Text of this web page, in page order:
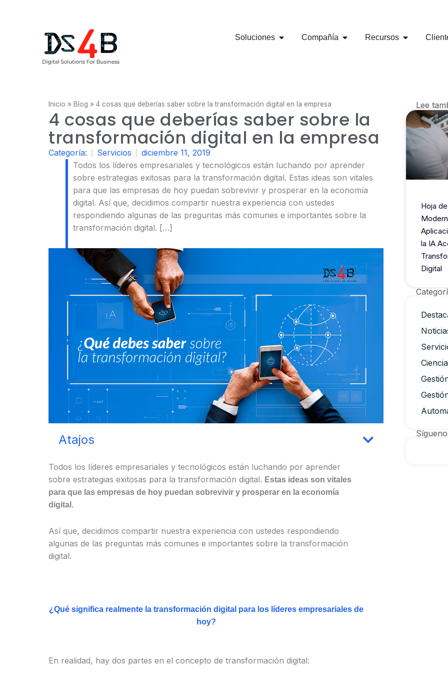
Soluciones OPEN SOLUCIONES
Compañía OPEN COMPAÑÍA
Recursos OPEN
Inicio » Blog » 4 cosas que deberías saber sobre la transformación digital en la empresa
4 cosas que deberías saber sobre la
transformación digital en la empresa
Categoría: Servicios
diciembre 11, 2019
Todos los líderes empresariales y tecnológicos están luchando por aprender
sobre estrategias exitosas para la transformación digital. Estas ideas son vitales
para que las empresas de hoy puedan sobrevivir y prosperar en la economía
digital. Así que, decidimos compartir nuestra experiencia con ustedes
respondiendo algunas de las preguntas más comunes e importantes sobre la
transformación digital. […]
Atajos
Todos los líderes empresariales y tecnológicos están luchando por aprender
sobre estrategias exitosas para la transformación digital. Estas ideas son vitales
para que las empresas de hoy puedan sobrevivir y prosperar en la economía
digital.
Así que, decidimos compartir nuestra experiencia con ustedes respondiendo
algunas de las preguntas más comunes e importantes sobre la transformación
digital.
¿Qué significa realmente la transformación digital para los líderes empresariales de
hoy?
En realidad, hay dos partes en el concepto de transformación digital:
Lee
Hoja
la IA
Digital